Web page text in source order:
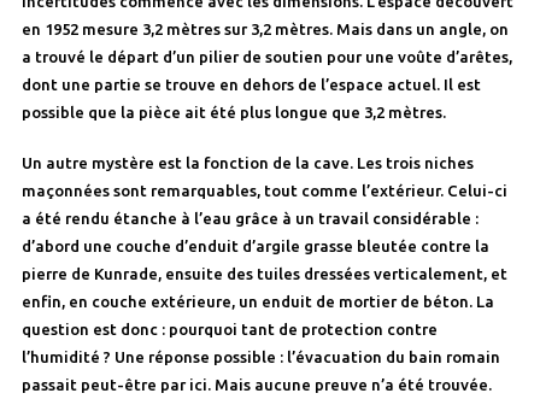
en 1952 mesure 3,2 mètres sur 3,2 mètres. Mais dans un angle, on
a trouvé le départ d’un pilier de soutien pour une voûte d’arêtes,
dont une partie se trouve en dehors de l’espace actuel. Il est
possible que la pièce ait été plus longue que 3,2 mètres.
Un autre mystère est la fonction de la cave. Les trois niches
maçonnées sont remarquables, tout comme l’extérieur. Celui-ci
a été rendu étanche à l’eau grâce à un travail considérable :
d’abord une couche d’enduit d’argile grasse bleutée contre la
pierre de Kunrade, ensuite des tuiles dressées verticalement, et
enfin, en couche extérieure, un enduit de mortier de béton. La
question est donc : pourquoi tant de protection contre
l’humidité ? Une réponse possible : l’évacuation du bain romain
passait peut-être par ici. Mais aucune preuve n’a été trouvée.